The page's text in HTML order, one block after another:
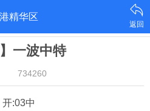
精华区
返回
一波中特
734260
开:03中